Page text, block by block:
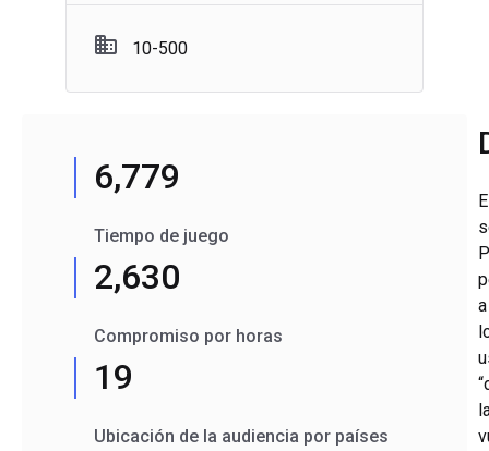
10-500
6,779
Tiempo de juego
2,630
Compromiso por horas
19
Ubicación de la audiencia por países
a